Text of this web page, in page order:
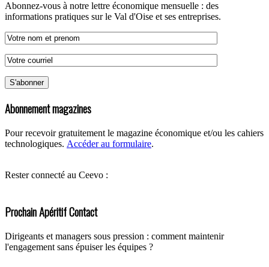
Abonnez-vous à notre lettre économique mensuelle : des
informations pratiques sur le Val d'Oise et ses entreprises.
Abonnement magazines
Pour recevoir gratuitement le magazine économique et/ou les cahiers
technologiques. Accéder au formulaire.
Rester connecté au Ceevo :
Prochain Apéritif Contact
Dirigeants et managers sous pression : comment maintenir
l'engagement sans épuiser les équipes ?